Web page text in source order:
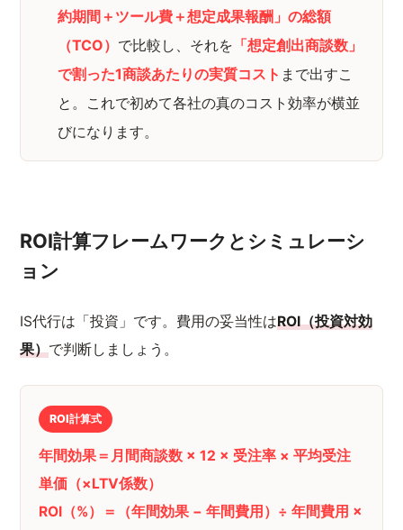
約期間＋ツール費＋想定成果報酬」の総額
（TCO） で比較し、それを 「想定創出商談数」
で割った1商談あたりの実質コスト まで出すこ
と。これで初めて各社の真のコスト効率が横並
びになります。
ROI計算フレームワークとシミュレーシ
ョン
IS代行は「投資」です。費用の妥当性はROI（投資対効
果）で判断しましょう。
ROI計算式
年間効果＝月間商談数 × 12 × 受注率 × 平均受注
単価（×LTV係数）
ROI（%）＝（年間効果 − 年間費用）÷ 年間費用 ×